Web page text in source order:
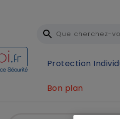
Protection
Bon plan
Individuelle (EPI) Protection